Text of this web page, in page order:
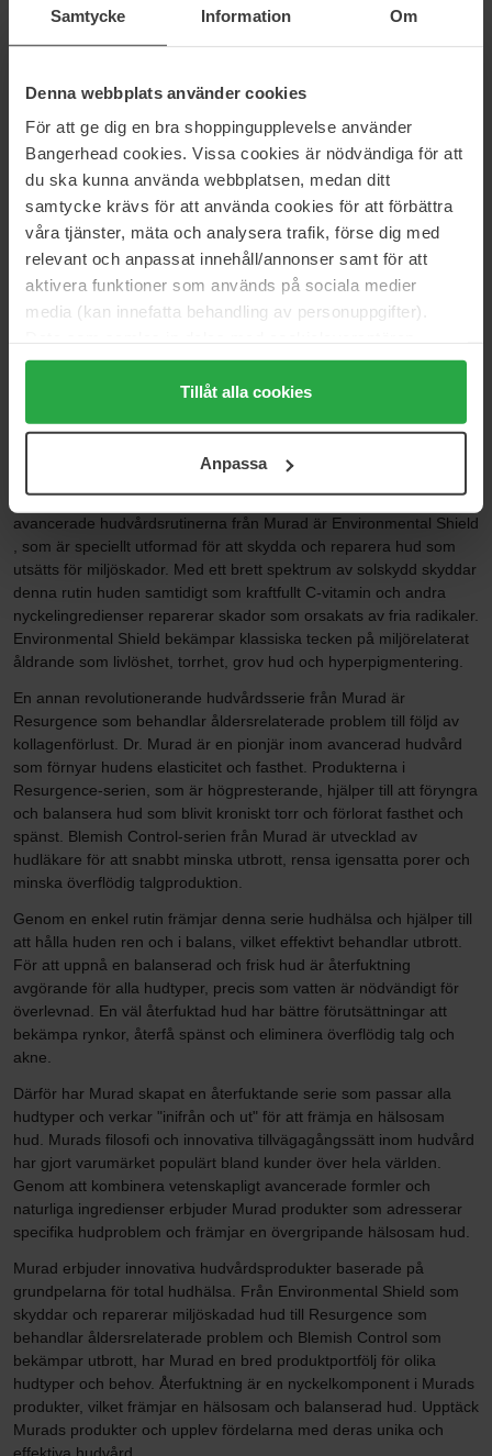
Samtycke Information Om
Denna webbplats använder cookies
För att ge dig en bra shoppingupplevelse använder
Bangerhead cookies. Vissa cookies är nödvändiga för att
du ska kunna använda webbplatsen, medan ditt
samtycke krävs för att använda cookies för att förbättra
våra tjänster, mäta och analysera trafik, förse dig med
relevant och anpassat innehåll/annonser samt för att
aktivera funktioner som används på sociala medier
media (kan innefatta behandling av personuppgifter).
Genom att trycka på "Tillåt alla cookies" accepterar du
alla cookies, medan du under "Detaljer" kan anpassa
användningen av cookies. Du kan när som helst återkalla
samt vår Integritetspolicy.
Tillåt alla cookies
Anpassa
Environmental Shield
Ord. pris 945 kr
Essential-C Cleanser
Sida 1 av 2 Nästa
Visa fler
MURAD
Howard Murads fyra grundpelare för total hudhälsa - drick ditt
vatten, väck din kropp, var snäll mot dig själv och ta hand om din
hud, erbjuder Murad effektiva tekniker och formuleringar för att du
ska kunna ta hand om din hud på bästa sätt.
För Murad är hudvård synonymt med välmående. En av de
avancerade hudvårdsrutinerna från Murad är Environmental Shield
, som är speciellt utformad för att skydda och reparera hud som
utsätts för miljöskador. Med ett brett spektrum av solskydd skyddar
denna rutin huden samtidigt som kraftfullt C-vitamin och andra
nyckelingredienser reparerar skador som orsakats av fria radikaler.
Environmental Shield bekämpar klassiska tecken på miljörelaterat
åldrande som livlöshet, torrhet, grov hud och hyperpigmentering.
En annan revolutionerande hudvårdsserie från Murad är
Resurgence som behandlar åldersrelaterade problem till följd av
kollagenförlust. Dr. Murad är en pionjär inom avancerad hudvård
som förnyar hudens elasticitet och fasthet. Produkterna i
Resurgence-serien, som är högpresterande, hjälper till att föryngra
och balansera hud som blivit kroniskt torr och förlorat fasthet och
spänst. Blemish Control-serien från Murad är utvecklad av
hudläkare för att snabbt minska utbrott, rensa igensatta porer och
minska överflödig talgproduktion.
Genom en enkel rutin främjar denna serie hudhälsa och hjälper till
att hålla huden ren och i balans, vilket effektivt behandlar utbrott.
För att uppnå en balanserad och frisk hud är återfuktning
avgörande för alla hudtyper, precis som vatten är nödvändigt för
överlevnad. En väl återfuktad hud har bättre förutsättningar att
bekämpa rynkor, återfå spänst och eliminera överflödig talg och
akne.
Därför har Murad skapat en återfuktande serie som passar alla
hudtyper och verkar "inifrån och ut" för att främja en hälsosam
hud. Murads filosofi och innovativa tillvägagångssätt inom hudvård
har gjort varumärket populärt bland kunder över hela världen.
Genom att kombinera vetenskapligt avancerade formler och
naturliga ingredienser erbjuder Murad produkter som adresserar
specifika hudproblem och främjar en övergripande hälsosam hud.
Murad erbjuder innovativa hudvårdsprodukter baserade på
grundpelarna för total hudhälsa. Från Environmental Shield som
skyddar och reparerar miljöskadad hud till Resurgence som
behandlar åldersrelaterade problem och Blemish Control som
bekämpar utbrott, har Murad en bred produktportfölj för olika
hudtyper och behov. Återfuktning är en nyckelkomponent i Murads
produkter, vilket främjar en hälsosam och balanserad hud. Upptäck
Murads produkter och upplev fördelarna med deras unika och
effektiva hudvård.